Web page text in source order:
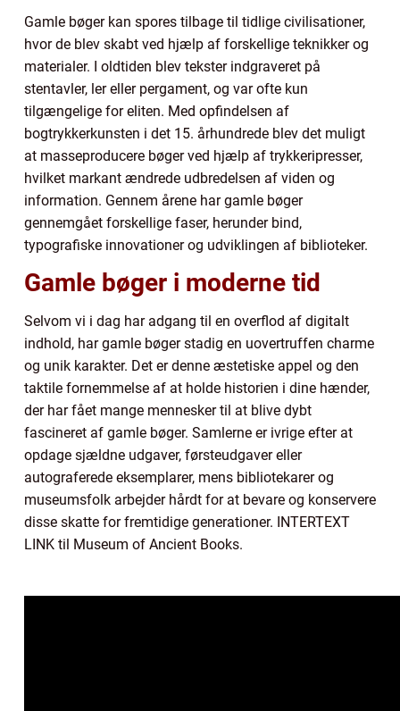
Gamle bøger kan spores tilbage til tidlige civilisationer,
hvor de blev skabt ved hjælp af forskellige teknikker og
materialer. I oldtiden blev tekster indgraveret på
stentavler, ler eller pergament, og var ofte kun
tilgængelige for eliten. Med opfindelsen af
bogtrykkerkunsten i det 15. århundrede blev det muligt
at masseproducere bøger ved hjælp af trykkeripresser,
hvilket markant ændrede udbredelsen af viden og
information. Gennem årene har gamle bøger
gennemgået forskellige faser, herunder bind,
typografiske innovationer og udviklingen af biblioteker.
Gamle bøger i moderne tid
Selvom vi i dag har adgang til en overflod af digitalt
indhold, har gamle bøger stadig en uovertruffen charme
og unik karakter. Det er denne æstetiske appel og den
taktile fornemmelse af at holde historien i dine hænder,
der har fået mange mennesker til at blive dybt
fascineret af gamle bøger. Samlerne er ivrige efter at
opdage sjældne udgaver, førsteudgaver eller
autograferede eksemplarer, mens bibliotekarer og
museumsfolk arbejder hårdt for at bevare og konservere
disse skatte for fremtidige generationer. INTERTEXT
LINK til Museum of Ancient Books.